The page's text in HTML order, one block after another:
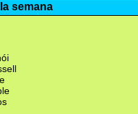
semana